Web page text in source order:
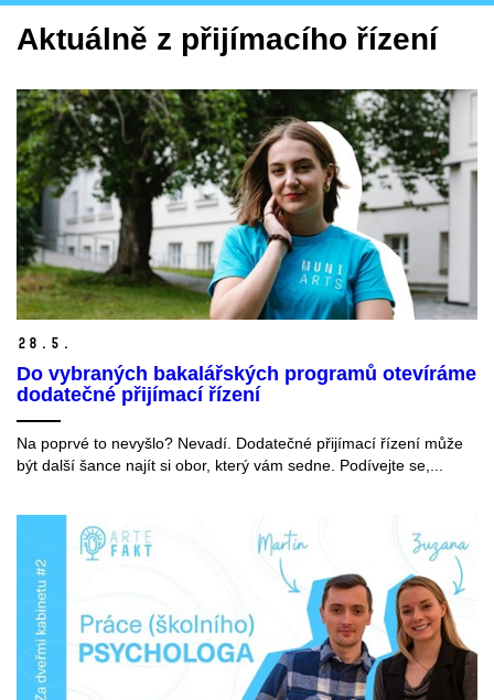
Aktuálně z přijímacího řízení
28. 5.
Do vybraných bakalářských programů otevíráme
dodatečné přijímací řízení
Na poprvé to nevyšlo? Nevadí. Dodatečné přijímací řízení může
být další šance najít si obor, který vám sedne. Podívejte se,...